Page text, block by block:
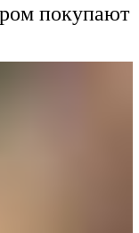
покупают